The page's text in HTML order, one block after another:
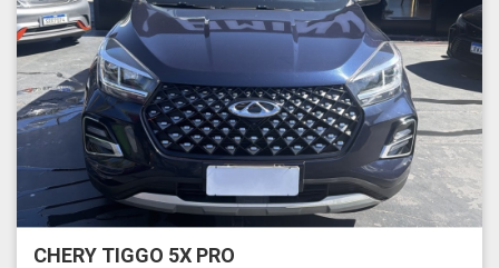
CHERY TIGGO 5X PRO